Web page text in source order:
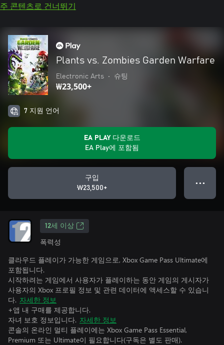
주 콘텐츠로 건너뛰기
Plants vs. Zombies Garden Warfare
Electronic Arts • 슈팅
₩23,500+
7 지원 언어
EA PLAY 다운로드
EA Play에 포함됨
구입
₩23,500+
● ● ●
12세 이상
폭력성
클라우드 플레이가 가능한 게임으로, Xbox Game Pass Ultimate에
포함됩니다.
시작하려는 게임에서 사용자가 플레이하는 동안 게임의 게시자가
사용자의 Xbox 프로필 정보 및 관련 데이터에 액세스할 수 있습니
다. 자세한 정보
+앱 내 구매를 제공합니다.
자녀 보호 정보입니다. 자세한 정보
콘솔의 온라인 멀티 플레이에는 Xbox Game Pass Essential,
Premium 또는 Ultimate이 필요합니다(구독은 별도 판매).